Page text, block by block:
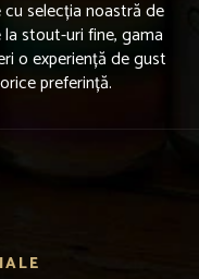
selecția noastră de
stout-uri fine, gama
o experiență de gust
preferință.